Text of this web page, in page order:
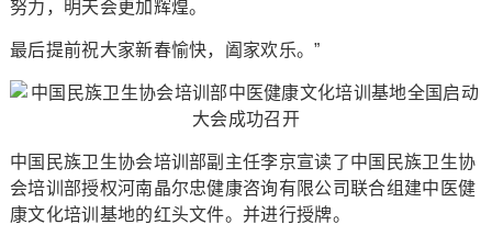
努力，明天会更加辉煌。
最后提前祝大家新春愉快，阖家欢乐。”
中国民族卫生协会培训部副主任李京宣读了中国民族卫生协
会培训部授权河南晶尔忠健康咨询有限公司联合组建中医健
康文化培训基地的红头文件。并进行授牌。